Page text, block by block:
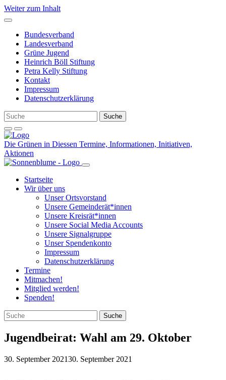
Weiter zum Inhalt
Bundesverband
Landesverband
Grüne Jugend
Heinrich Böll Stiftung
Petra Kelly Stiftung
Kontakt
Impressum
Datenschutzerklärung
Die Grünen in Diessen Termine, Informationen, Initiativen,
Aktionen
Startseite
Wir über uns
Unser Ortsvorstand
Unsere Gemeinderät*innen
Unsere Kreisrät*innen
Unsere Social Media Accounts
Unsere Signalgruppe
Unser Spendenkonto
Impressum
Datenschutzerklärung
Termine
Mitmachen!
Mitglied werden!
Spenden!
Jugendbeirat: Wahl am 29. Oktober
30. September 202130. September 2021